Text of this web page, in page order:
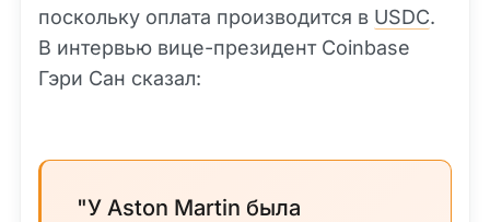
поскольку оплата производится в USDC.
В интервью вице-президент Coinbase
Гэри Сан сказал:
"У Aston Martin была